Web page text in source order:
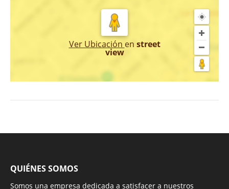
Ver Ubicación en street
view
QUIÉNES SOMOS
Somos una empresa dedicada a satisfacer a nuestros